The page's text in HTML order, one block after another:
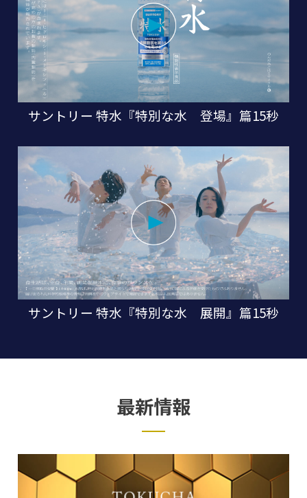
サントリー 特水『特別な水 登場』篇15秒
サントリー 特水『特別な水 展開』篇15秒
最新情報